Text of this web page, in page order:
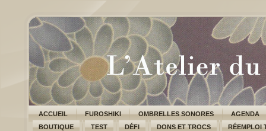
ACCUEIL FUROSHIKI OMBRELLES SONORES
AGENDA
BOUTIQUE
TEST DÉFI DONS ET TROCS RÉEMPLOI